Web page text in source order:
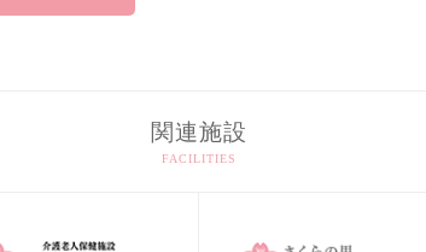
関連施設
FACILITIES